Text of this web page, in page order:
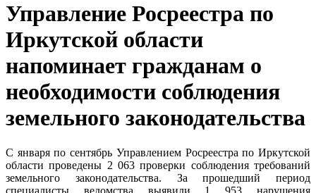
Управление Росреестра по
Иркутской области
напоминает гражданам о
необходимости соблюдения
земельного законодательства
С января по сентябрь Управлением Росреестра по Иркутской
области проведены 2 063 проверки соблюдения требований
земельного законодательства. За прошедший период
специалисты ведомства выявили 1 953 нарушения